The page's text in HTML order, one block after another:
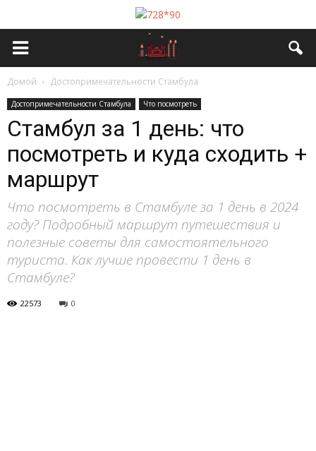
Домой Достопримечательности Стамбула
Достопримечательности Стамбула Что посмотреть
Стамбул за 1 день: что
посмотреть и куда сходить +
маршрут
Что посмотреть в Стамбуле за 1 день в 2024
году? Подробный маршрут путешествия и
полезные советы для самостоятельного
туриста. Как лучше провести 1 день в
Стамбуле?
22573 0